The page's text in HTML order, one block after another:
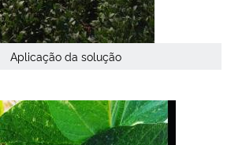
Aplicação da solução